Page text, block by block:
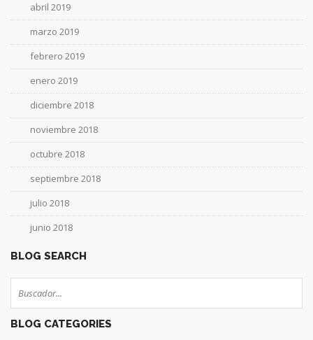
abril 2019
marzo 2019
febrero 2019
enero 2019
diciembre 2018
noviembre 2018
octubre 2018
septiembre 2018
julio 2018
junio 2018
BLOG SEARCH
BLOG CATEGORIES